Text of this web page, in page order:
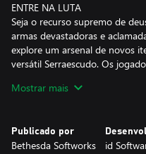
ENTRE NA LUTA
Seja o recurso supremo de
armas devastadoras e
explore um arsenal de novos
versátil Serraescudo. Os
impiedosos que consagraram
Execuções Gloriosas
usar essas devastadoras
Mostrar mais
Publicado por
Bethesda Softworks id